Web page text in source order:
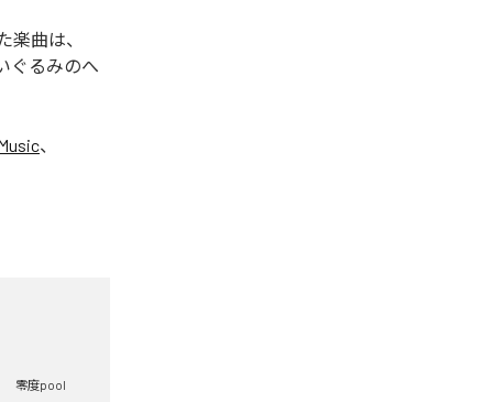
楽曲は、
ぐるみのへ
、
零度pool